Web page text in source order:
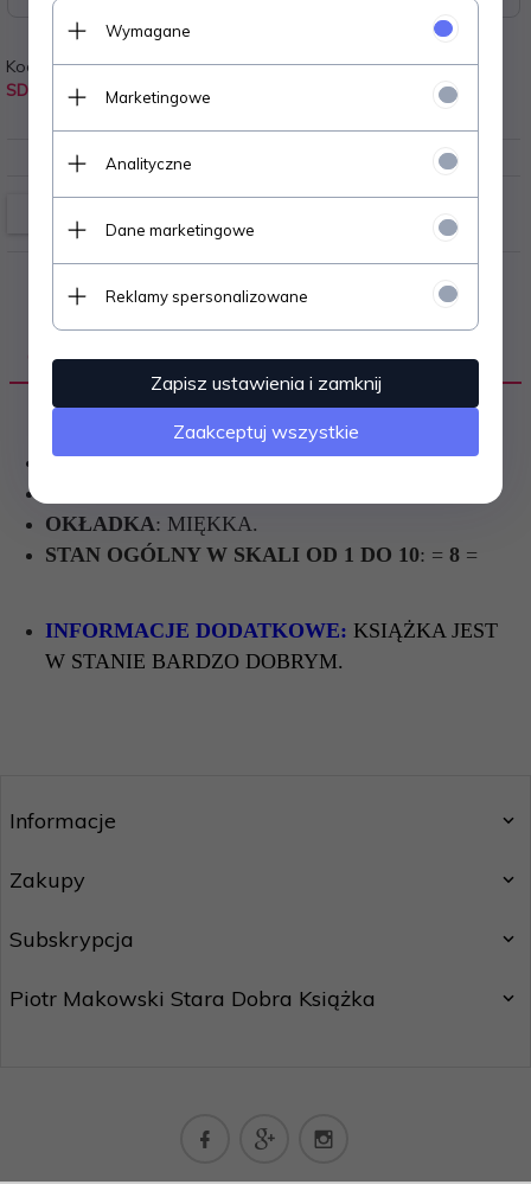
Kod:
SD8
Waga:
OPIS PRODUKTU
ROK WYDANIA: 2011.
OKŁADKA: MIĘKKA.
STAN OGÓLNY W SKALI OD 1 DO 10: = 8 =
INFORMACJE DODATKOWE: KSIĄŻKA JEST
W STANIE BARDZO DOBRYM.
Informacje
Zakupy
Subskrypcja
Piotr Makowski Stara Dobra Książka
kontakt@staradobraksiazka.pl
Wymagane
Marketingowe
Analityczne
Dane marketingowe
Reklamy spersonalizowane
Zapisz ustawienia i zamknij
Zaakceptuj wszystkie